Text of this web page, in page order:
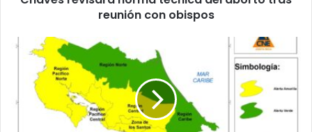
reunión con obispos
(VIDEO)
¡Tenga
cuidado!
Central